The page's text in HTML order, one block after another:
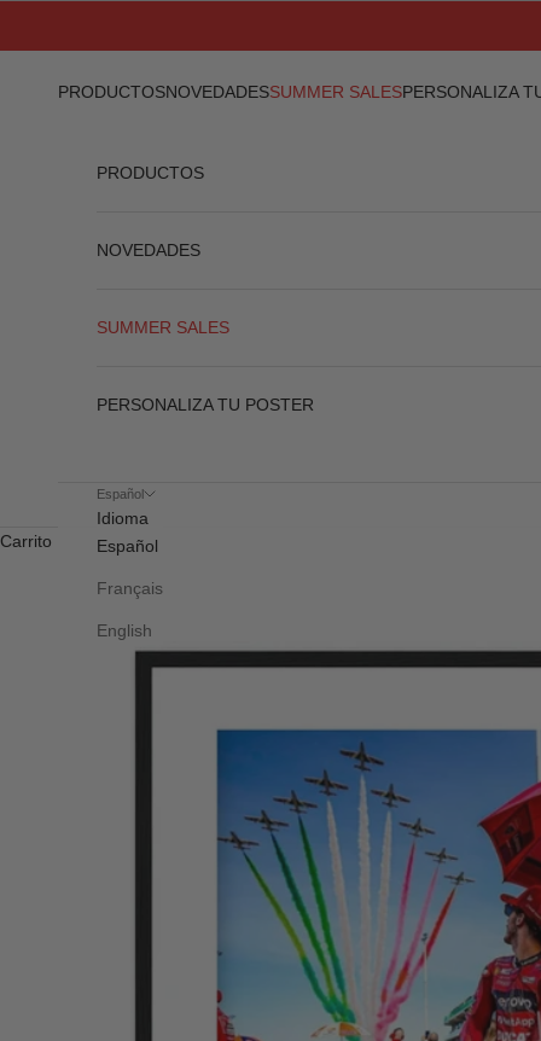
PRODUCTOSNOVEDADESSUMMER SALESPERSONALIZA
PRODUCTOS
NOVEDADES
SUMMER SALES
PERSONALIZA TU POSTER
Español
Idioma
Español
Français
English
Carrito